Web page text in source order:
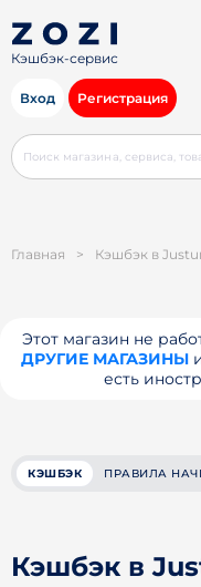
Кэшбэк-сервис
Вход Регистрация
Главная > Кэшбэк в
Этот магазин не
ДРУГИЕ МАГАЗИНЫ
есть
КЭШБЭК ПРАВИЛА
Кэшбэк в